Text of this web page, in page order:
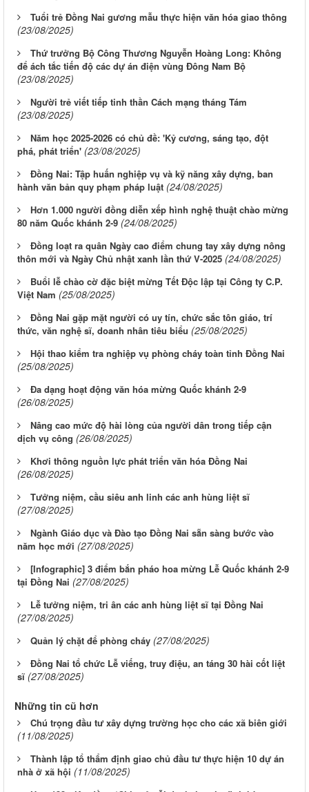
Tuổi trẻ Đồng Nai gương mẫu thực hiện văn hóa giao thông
(23/08/2025)
Thứ trưởng Bộ Công Thương Nguyễn Hoàng Long: Không
để ách tắc tiến độ các dự án điện vùng Đông Nam Bộ
(23/08/2025)
Người trẻ viết tiếp tinh thần Cách mạng tháng Tám
(23/08/2025)
Năm học 2025-2026 có chủ đề: 'Kỷ cương, sáng tạo, đột
phá, phát triển' (23/08/2025)
Đồng Nai: Tập huấn nghiệp vụ và kỹ năng xây dựng, ban
hành văn bản quy phạm pháp luật (24/08/2025)
Hơn 1.000 người đồng diễn xếp hình nghệ thuật chào mừng
80 năm Quốc khánh 2-9 (24/08/2025)
Đồng loạt ra quân Ngày cao điểm chung tay xây dựng nông
thôn mới và Ngày Chủ nhật xanh lần thứ V-2025 (24/08/2025)
Buổi lễ chào cờ đặc biệt mừng Tết Độc lập tại Công ty C.P.
Việt Nam (25/08/2025)
Đồng Nai gặp mặt người có uy tín, chức sắc tôn giáo, trí
thức, văn nghệ sĩ, doanh nhân tiêu biểu (25/08/2025)
Hội thao kiểm tra nghiệp vụ phòng cháy toàn tỉnh Đồng Nai
(25/08/2025)
Đa dạng hoạt động văn hóa mừng Quốc khánh 2-9
(26/08/2025)
Nâng cao mức độ hài lòng của người dân trong tiếp cận
dịch vụ công (26/08/2025)
Khơi thông nguồn lực phát triển văn hóa Đồng Nai
(26/08/2025)
Tưởng niệm, cầu siêu anh linh các anh hùng liệt sĩ
(27/08/2025)
Ngành Giáo dục và Đào tạo Đồng Nai sẵn sàng bước vào
năm học mới (27/08/2025)
[Infographic] 3 điểm bắn pháo hoa mừng Lễ Quốc khánh 2-9
tại Đồng Nai (27/08/2025)
Lễ tưởng niệm, tri ân các anh hùng liệt sĩ tại Đồng Nai
(27/08/2025)
Quản lý chặt để phòng cháy (27/08/2025)
Đồng Nai tổ chức Lễ viếng, truy điệu, an táng 30 hài cốt liệt
sĩ (27/08/2025)
Những tin cũ hơn
Chú trọng đầu tư xây dựng trường học cho các xã biên giới
(11/08/2025)
Thành lập tổ thẩm định giao chủ đầu tư thực hiện 10 dự án
nhà ở xã hội (11/08/2025)